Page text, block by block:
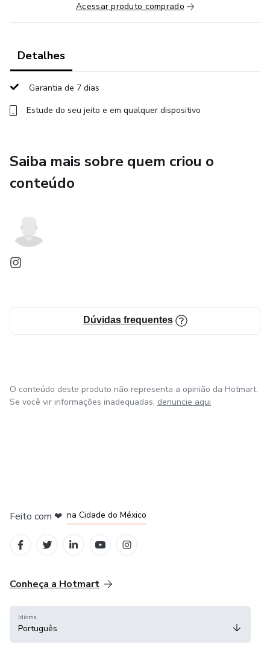
Acessar produto comprado
Detalhes
Garantia de 7 dias
Estude do seu jeito e em qualquer dispositivo
Saiba mais sobre quem criou o
conteúdo
Dúvidas frequentes
O conteúdo deste produto não representa a opinião da Hotmart.
Se você vir informações inadequadas, denuncie aqui
Feito com ❤ na Cidade do México
Conheça a Hotmart
Idioma
Português